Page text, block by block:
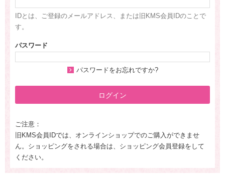
IDとは、ご登録のメールアドレス、または旧KMS会員IDのことで
す。
パスワード
パスワードをお忘れですか?
ログイン
ご注意：
旧KMS会員IDでは、オンラインショップでのご購入ができませ
ん。ショッピングをされる場合は、ショッピング会員登録をして
ください。